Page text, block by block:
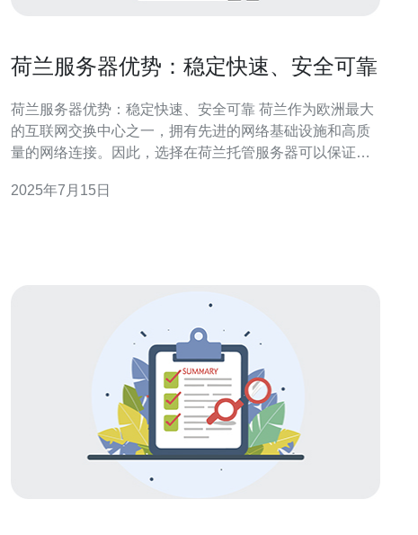
荷兰服务器优势：稳定快速、安全可靠
荷兰服务器优势：稳定快速、安全可靠 荷兰作为欧洲最大
的互联网交换中心之一，拥有先进的网络基础设施和高质
量的网络连接。因此，选择在荷兰托管服务器可以保证稳
行维护和升级，保证服务器的稳定性和可靠性。 荷兰拥有
2025年7月15日